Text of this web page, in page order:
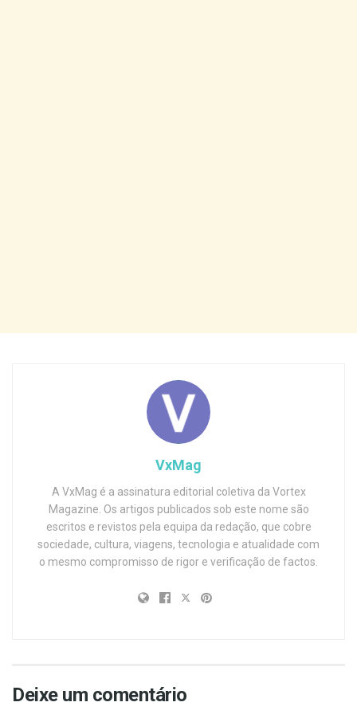
VxMag
A VxMag é a assinatura editorial coletiva da Vortex
Magazine. Os artigos publicados sob este nome são
escritos e revistos pela equipa da redação, que cobre
sociedade, cultura, viagens, tecnologia e atualidade com
o mesmo compromisso de rigor e verificação de factos.
Deixe um comentário